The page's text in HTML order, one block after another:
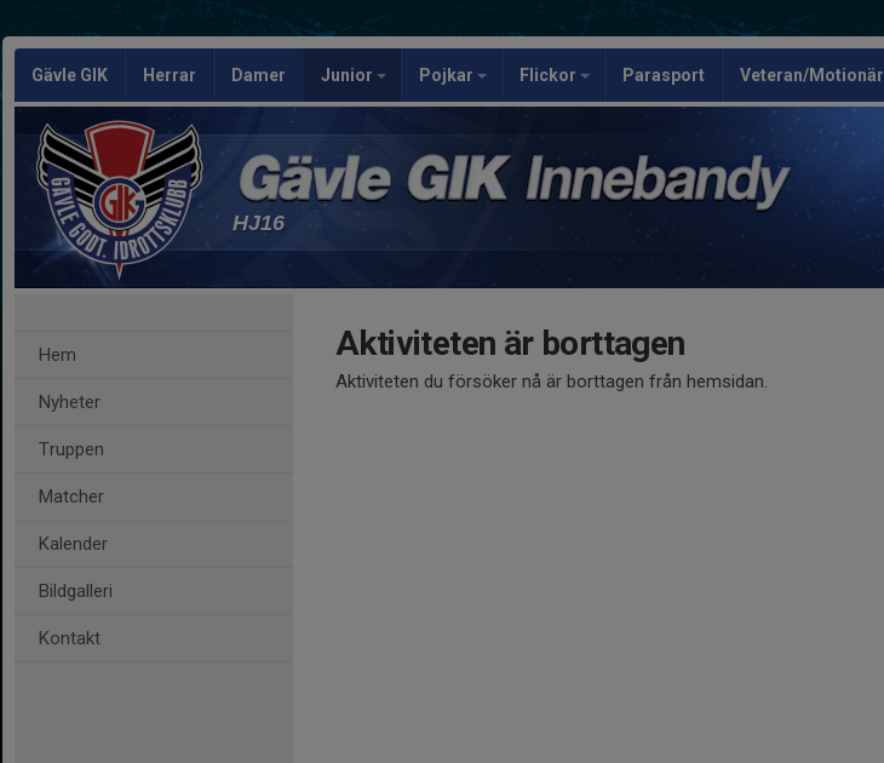
Gävle GIK Herrar Damer Junior Pojkar Flickor Parasport Veteran/Motionär
HJ16
Hem
Nyheter
Truppen
Matcher
Kalender
Bildgalleri
Kontakt
Aktiviteten är borttagen
Aktiviteten du försöker nå är borttagen från hemsidan.